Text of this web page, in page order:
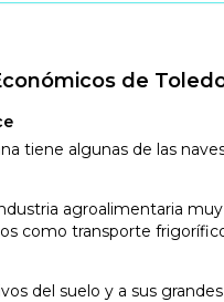
de
tiene algunas de las
agroalimentaria
como transporte
del suelo y a sus